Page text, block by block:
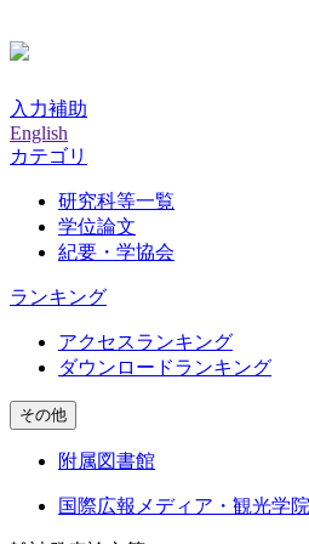
入力補助
English
カテゴリ
研究科等一覧
学位論文
紀要・学協会
ランキング
アクセスランキング
ダウンロードランキング
その他
附属図書館
国際広報メディア・観光学